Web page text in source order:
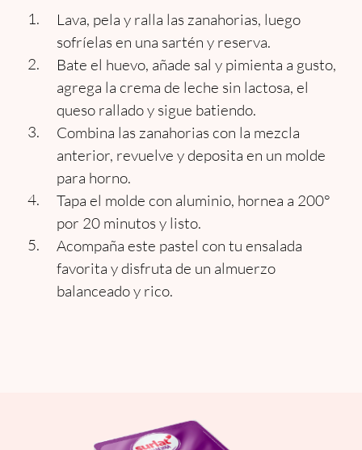
Lava, pela y ralla las zanahorias, luego
sofríelas en una sartén y reserva.
Bate el huevo, añade sal y pimienta a gusto,
agrega la crema de leche sin lactosa, el
queso rallado y sigue batiendo.
Combina las zanahorias con la mezcla
anterior, revuelve y deposita en un molde
para horno.
Tapa el molde con aluminio, hornea a 200°
por 20 minutos y listo.
Acompaña este pastel con tu ensalada
favorita y disfruta de un almuerzo
balanceado y rico.